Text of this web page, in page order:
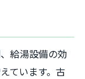
給湯設備の効
ています。古